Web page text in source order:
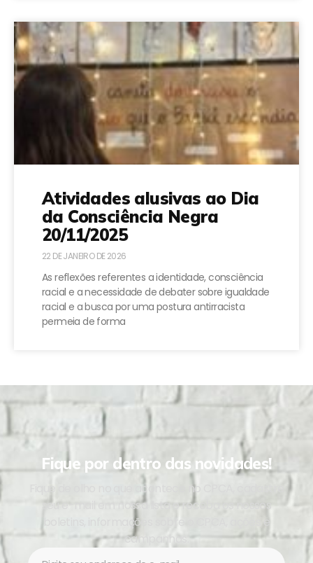
Atividades alusivas ao Dia
da Consciência Negra
20/11/2025
22 DE JANEIRO DE 2026
As reflexões referentes a identidade, consciência
racial e a necessidade de debater sobre igualdade
racial e a busca por uma postura antirracista
permeia de forma
Fique por dentro das novidades!
Fique de olho no que acontece no CPCA, cadastre
seu e-mail em nossa lista e receba os nossos
boletins, informações sobre o CPCA, ações e
campanhas.